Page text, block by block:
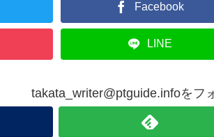
Facebook
LINE
takata_writer@ptguide.infoをフ